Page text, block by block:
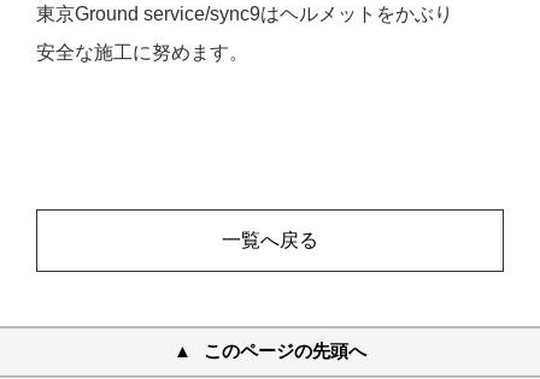
東京Ground service/sync9はヘルメットをかぶり
安全な施工に努めます。
一覧へ戻る
このページの先頭へ